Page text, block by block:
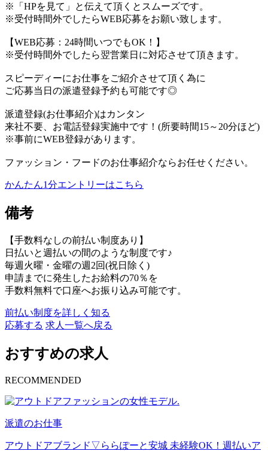
※「HPを見て」と伝えて頂くとスムーズです。
※受付時間外でしたらWEB応募をお願い致します。
【WEB応募：24時間いつでもOK！】
※受付時間外でしたら翌営業日に対応させて頂きます。
スピーディーにお仕事をご紹介させて頂く為に
ご応募当日の派遣登録予約も可能です◎
派遣登録(お仕事紹介)はカンタン
来社不要、お電話登録実施中です！(所要時間15～20分ほど)
※事前にWEB登録があります。
ファッション・フードのお仕事紹介ならお任せください。
かんたん1分エントリーはこちら
備考
【手数料なしの前払い制度あり】
日払いと週払いの間のような制度です♪
毎週火曜・金曜の週2回(祝日除く)
申請までに発生したお給料の70％を
手数料無料で口座へお振り込み可能です。
前払い制度を詳しく知る
応募する 求人一覧へ戻る
おすすめの求人
RECOMMENDED
派遣のお仕事
アウトドアブランド▽ららぽーと安城 未経験OK！週払いア